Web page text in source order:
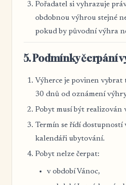
Pořadatel si vyhrazuje
obdobnou výhrou stejné
pokud by původní výhra
5. Podmínky čerpání
Výherce je povinen
30 dnů od oznámení
Pobyt musí být realizován
Termín se řídí dostupností
kalendáři ubytování.
Pobyt nelze čerpat:
v období Vánoc,